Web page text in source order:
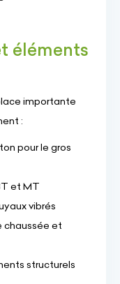
éléments
importante
:
pour le gros
et MT
vibrés
chaussée et
structurels